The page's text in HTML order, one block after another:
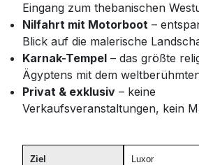
Eingang zum thebanischen
Nilfahrt mit Motorboot –
Blick auf die malerische
Karnak-Tempel – das größte
Ägyptens mit dem
Privat & exklusiv – keine
Verkaufsveranstaltungen, kein
Ziel Luxor